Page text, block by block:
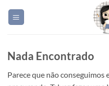
Nada Encontrado
Parece que não conseguimos